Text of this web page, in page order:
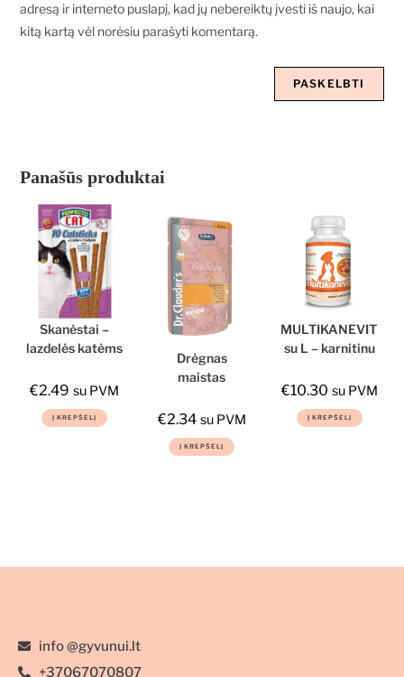
adresą ir interneto puslapį, kad jų nebereiktų įvesti iš naujo, kai
kitą kartą vėl norėsiu parašyti komentarą.
Panašūs produktai
Skanėstai –
lazdelės katėms
kalakutiena,
Perfecto Cat
€2.49 su PVM
Į KREPŠELĮ
Drėgnas
maistas
Dr.Clauder‘s
85g
€2.34 su PVM
Į KREPŠELĮ
MULTIKANEVIT
su L – karnitinu
€10.30 su PVM
Į KREPŠELĮ
info @gyvunui.lt
+37067070807